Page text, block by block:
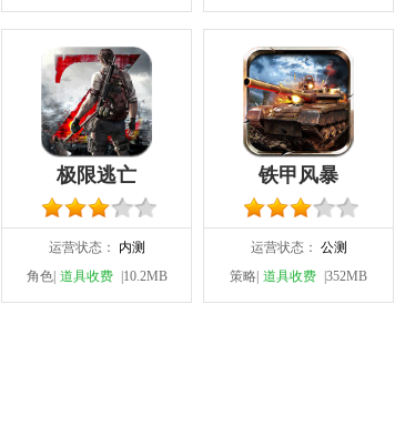
极限逃亡
运营状态：
内测
角色| 道具收费 |10.2MB
铁甲风暴
运营状态： 公测
策略| 道具收费 |352MB